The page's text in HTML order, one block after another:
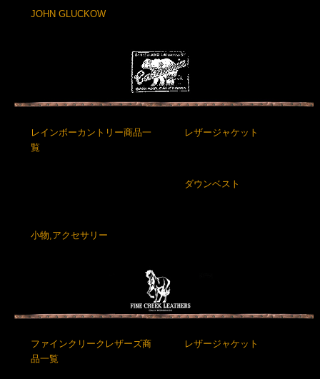
JOHN GLUCKOW
レインボーカントリー商品一
覧
レザージャケット
ダウンベスト
小物,アクセサリー
ファインクリークレザーズ商
品一覧
レザージャケット